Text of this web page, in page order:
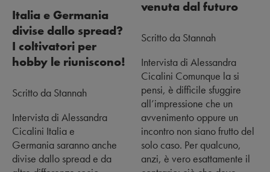
Italia e Germania
divise dallo spread?
I coltivatori per
hobby le riuniscono!
Scritto da Stannah
Intervista di Alessandra
Cicalini Italia e
Germania saranno anche
divise dallo spread e da
venuta dal futuro
Scritto da Stannah
Intervista di Alessandra
Cicalini Comunque la si
pensi, è difficile sfuggire
all’impressione che un
avvenimento oppure un
incontro non siano frutto del
solo caso. Per qualcuno,
anzi, è vero esattamente il